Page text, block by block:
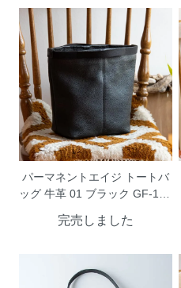
パーマネントエイジ トートバ
ッグ 牛革 01 ブラック GF-170
3BK PermanentAge
完売しました